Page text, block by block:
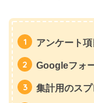
アンケート項
Googleフォ
集計用のス